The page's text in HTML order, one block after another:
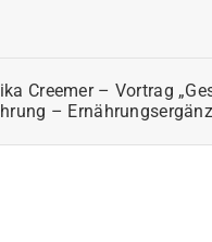
Creemer – Vortrag
–